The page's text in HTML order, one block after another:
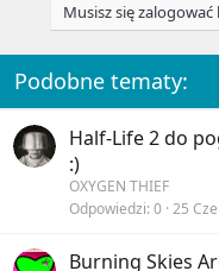
t
i
o
n
s
:
Musisz się
Podobne tematy:
Half-Life 2 do
:)
OXYGEN THIEF
Odpowiedzi 0 25
Burning Skies